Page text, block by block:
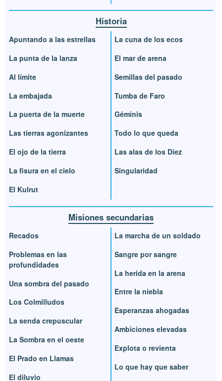
Historia
Apuntando a las estrellas
La punta de la lanza
Al límite
La embajada
La puerta de la muerte
Las tierras agonizantes
El ojo de la tierra
La fisura en el cielo
El Kulrut
La cuna de los ecos
El mar de arena
Semillas del pasado
Tumba de Faro
Géminis
Todo lo que queda
Las alas de los Diez
Singularidad
Misiones secundarias
Recados
Problemas en las
profundidades
Una sombra del pasado
Los Colmilludos
La senda crepuscular
La Sombra en el oeste
El Prado en Llamas
El diluvio
La marcha de un soldado
Sangre por sangre
La herida en la arena
Entre la niebla
Esperanzas ahogadas
Ambiciones elevadas
Explota o revienta
Lo que hay que saber